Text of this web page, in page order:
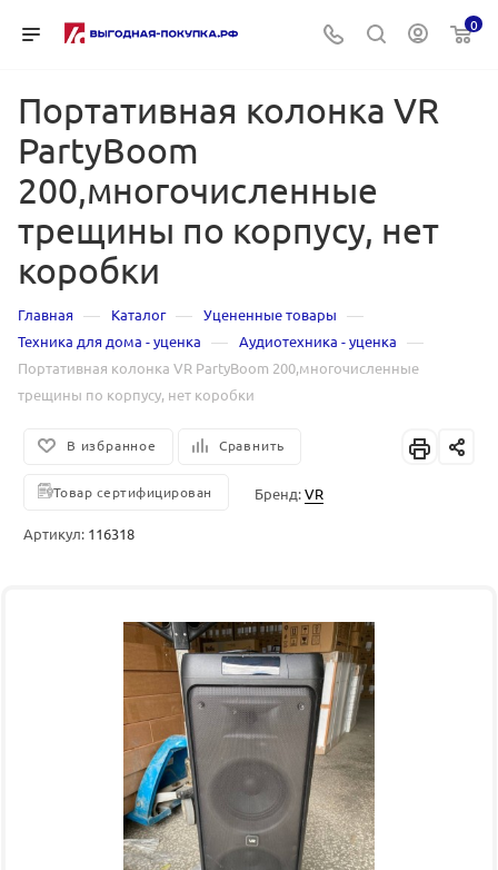
0
Портативная колонка VR
PartyBoom
200,многочисленные
трещины по корпусу, нет
коробки
Главная — Каталог — Уцененные товары —
Техника для дома - уценка — Аудиотехника - уценка —
Портативная колонка VR PartyBoom 200,многочисленные
трещины по корпусу, нет коробки
В избранное Сравнить
Товар сертифицирован Бренд:VR
Артикул: 116318